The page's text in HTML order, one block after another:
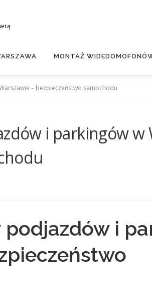
MONTAŻ
– bezpieczeństwo samochodu
i parkingów w
i